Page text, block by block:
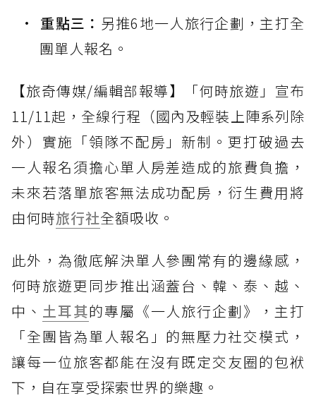
重點三： 另推6地一人旅行企劃，主打全
團單人報名。
【旅奇傳媒/編輯部報導】「何時旅遊」宣布
11/11起，全線行程（國內及輕裝上陣系列除
外）實施「領隊不配房」新制。更打破過去
一人報名須擔心單人房差造成的旅費負擔，
未來若落單旅客無法成功配房，衍生費用將
由何時旅行社全額吸收。
此外，為徹底解決單人參團常有的邊緣感，
何時旅遊更同步推出涵蓋台、韓、泰、越、
中、 土耳其的專屬《一人旅行企劃》，主打
「全團皆為單人報名」的無壓力社交模式，
讓每一位旅客都能在沒有既定交友圈的包袱
下，自在享受探索世界的樂趣。